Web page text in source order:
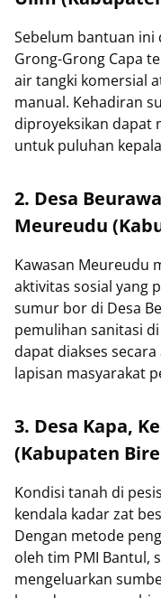
Sebelum bantuan ini
Grong-Grong Capa
air tangki komersial
manual. Kehadiran
diproyeksikan dapat
untuk puluhan
2. Desa
Meureudu
Kawasan Meureudu
aktivitas sosial yang
sumur bor di Desa
pemulihan sanitasi
dapat diakses
lapisan masyarakat
3. Desa Kapa,
(Kabupaten
Kondisi tanah di
kendala kadar zat
Dengan metode
oleh tim PMI Bantul,
mengeluarkan